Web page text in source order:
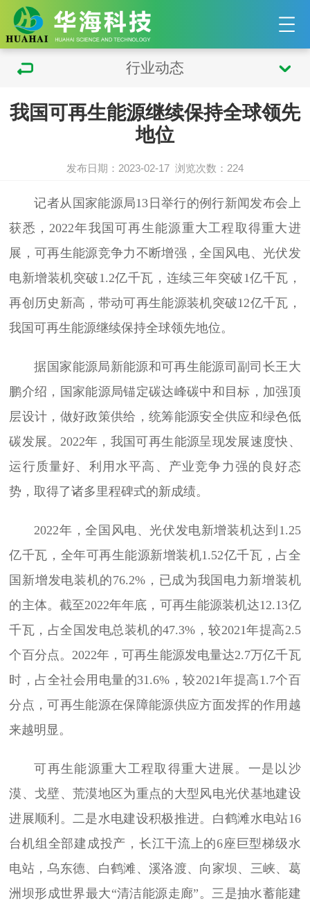
行业动态
我国可再生能源继续保持全球领先
地位
发布日期：2023-02-17 浏览次数： 224
记者从国家能源局13日举行的例行新闻发布会上
获悉，2022年我国可再生能源重大工程取得重大进
展，可再生能源竞争力不断增强，全国风电、光伏发
电新增装机突破1.2亿千瓦，连续三年突破1亿千瓦，
再创历史新高，带动可再生能源装机突破12亿千瓦，
我国可再生能源继续保持全球领先地位。
据国家能源局新能源和可再生能源司副司长王大
鹏介绍，国家能源局锚定碳达峰碳中和目标，加强顶
层设计，做好政策供给，统筹能源安全供应和绿色低
碳发展。2022年，我国可再生能源呈现发展速度快、
运行质量好、利用水平高、产业竞争力强的良好态
势，取得了诸多里程碑式的新成绩。
2022年，全国风电、光伏发电新增装机达到1.25
亿千瓦，全年可再生能源新增装机1.52亿千瓦，占全
国新增发电装机的76.2%，已成为我国电力新增装机
的主体。截至2022年年底，可再生能源装机达12.13亿
千瓦，占全国发电总装机的47.3%，较2021年提高2.5
个百分点。2022年，可再生能源发电量达2.7万亿千瓦
时，占全社会用电量的31.6%，较2021年提高1.7个百
分点，可再生能源在保障能源供应方面发挥的作用越
来越明显。
可再生能源重大工程取得重大进展。一是以沙
漠、戈壁、荒漠地区为重点的大型风电光伏基地建设
进展顺利。二是水电建设积极推进。白鹤滩水电站16
台机组全部建成投产，长江干流上的6座巨型梯级水
电站，乌东德、白鹤滩、溪洛渡、向家坝、三峡、葛
洲坝形成世界最大“清洁能源走廊”。三是抽水蓄能建